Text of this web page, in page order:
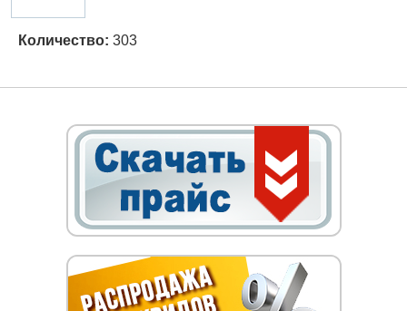
Количество: 303